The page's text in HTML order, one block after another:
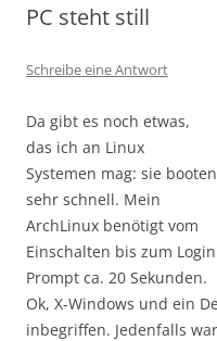
PC steht still
Schreibe eine Antwort
Da gibt es noch etwas,
das ich an Linux
Systemen mag: sie booten
sehr schnell. Mein
ArchLinux benötigt vom
Einschalten bis zum Login
Prompt ca. 20 Sekunden.
Ok, X-Windows und ein
inbegriffen. Jedenfalls